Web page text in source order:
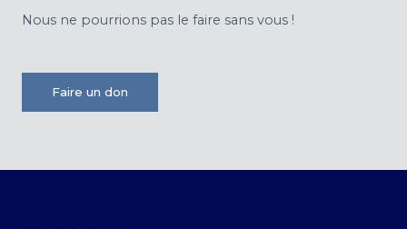
Nous ne pourrions pas le faire sans vous !
Faire un don